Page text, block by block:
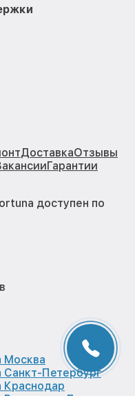
ДоставкаОтзывы
Гарантии
доступен по
Москва
Санкт-Петербург
Краснодар